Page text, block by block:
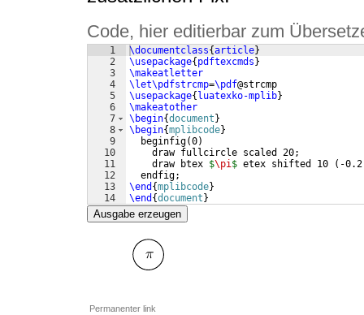
Code, hier editierbar zum
1
2
3
4
5
6
7
8
9
10
11
12
13
14
\documentclass{article}
\usepackage{ pdftexcmds }
\makeatletter
\let\pdfstrcmp=\pdf@strcmp
\usepackage{ luatexko-mplib}
\makeatother
\begin{document }
\begin{mplibcode}
  beginfig
(0)
    draw fullcircle scaled 20;
    draw btex
$\pi$ etex shifted 10 ( -
  endfig;
\end {mplibcode}
\end {document }
Ausgabe erzeugen
Permanenter link